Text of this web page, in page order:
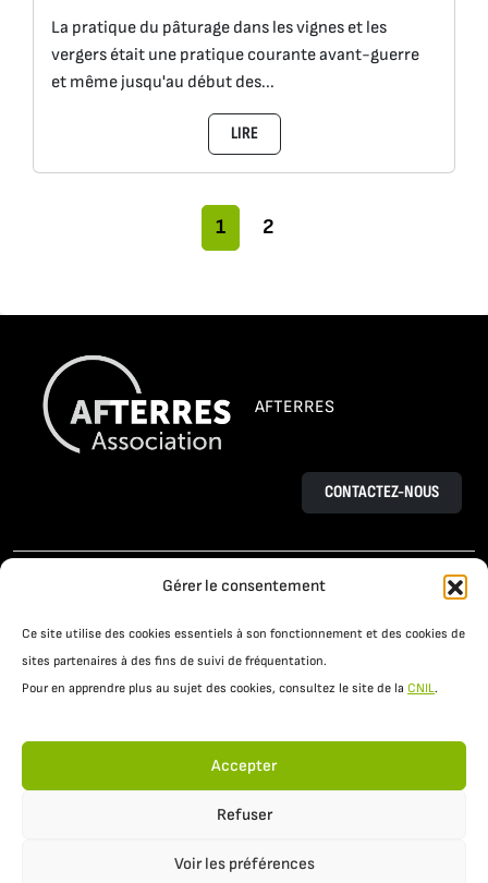
Gérer le consentement
Ce site utilise des cookies essentiels à son fonctionnement et des cookies de
sites partenaires à des fins de suivi de fréquentation.
Pour en apprendre plus au sujet des cookies, consultez le site de la CNIL.
Accepter
Refuser
Voir les préférences
La pratique du pâturage dans les vignes et les
vergers était une pratique courante avant-guerre
et même jusqu'au début des...
LIRE
Navigation dans la page
Page actuelle
1 Pages
2
AFTERRES
CONTACTEZ-NOUS
L’AGROÉCOLOGIE
LE PROJET OSAÉ
PRATIQUES AGROÉCOLOGIQUES
RESSOURCES